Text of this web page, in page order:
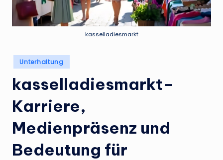
kasselladiesmarkt
Posted
in
Unterhaltung
kasselladiesmarkt–
Karriere,
Medienpräsenz und
Bedeutung für